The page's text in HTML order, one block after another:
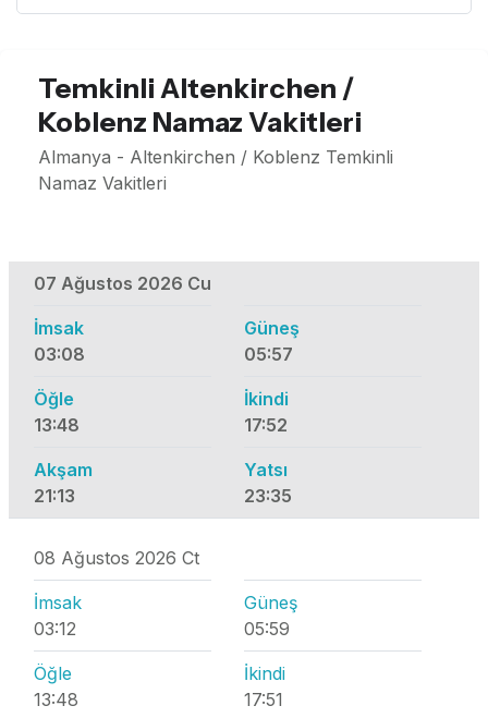
Temkinli Altenkirchen /
Koblenz Namaz Vakitleri
Almanya - Altenkirchen / Koblenz Temkinli
Namaz Vakitleri
07 Ağustos 2026 Cu
İmsak
03:08
Güneş
05:57
Öğle
13:48
İkindi
17:52
Akşam
21:13
Yatsı
23:35
08 Ağustos 2026 Ct
İmsak
03:12
Güneş
05:59
Öğle
13:48
İkindi
17:51